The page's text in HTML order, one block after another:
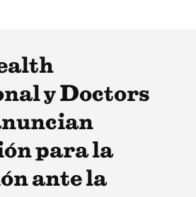
y Doctors
para la
ante la